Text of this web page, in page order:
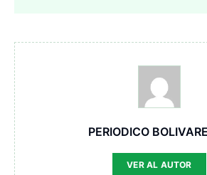
PERIODICO
VER AL AUTOR